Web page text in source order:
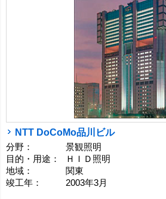
NTT DoCoMo品川ビル
分野：
景観照明
目的・用途：
ＨＩＤ照明
地域：
関東
竣工年：
2003年3月